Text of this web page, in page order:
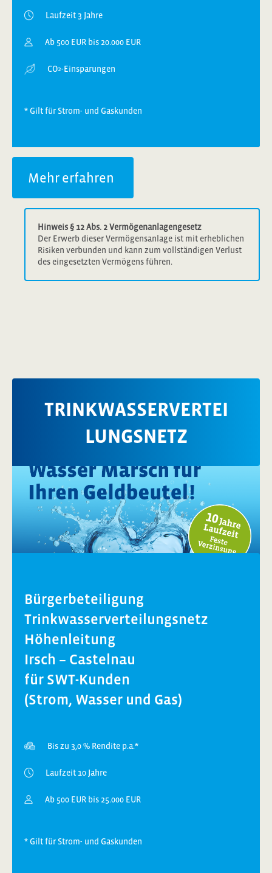
Laufzeit 3 Jahre
Ab 500 EUR bis 20.000 EUR
CO2-Einsparungen
* Gilt für Strom- und Gaskunden
Mehr erfahren
Hinweis § 12 Abs. 2 Vermögenanlagengesetz
Der Erwerb dieser Vermögensanlage ist mit erheblichen
Risiken verbunden und kann zum vollständigen Verlust
des eingesetzten Vermögens führen.
TRINKWASSERVERTEI
LUNGSNETZ
Bürgerbeteiligung
Trinkwasserverteilungsnetz
Höhenleitung
Irsch – Castelnau
für SWT-Kunden
(Strom, Wasser und Gas)
Bis zu 3,0 % Rendite p.a.*
Laufzeit 10 Jahre
Ab 500 EUR bis 25.000 EUR
* Gilt für Strom- und Gaskunden